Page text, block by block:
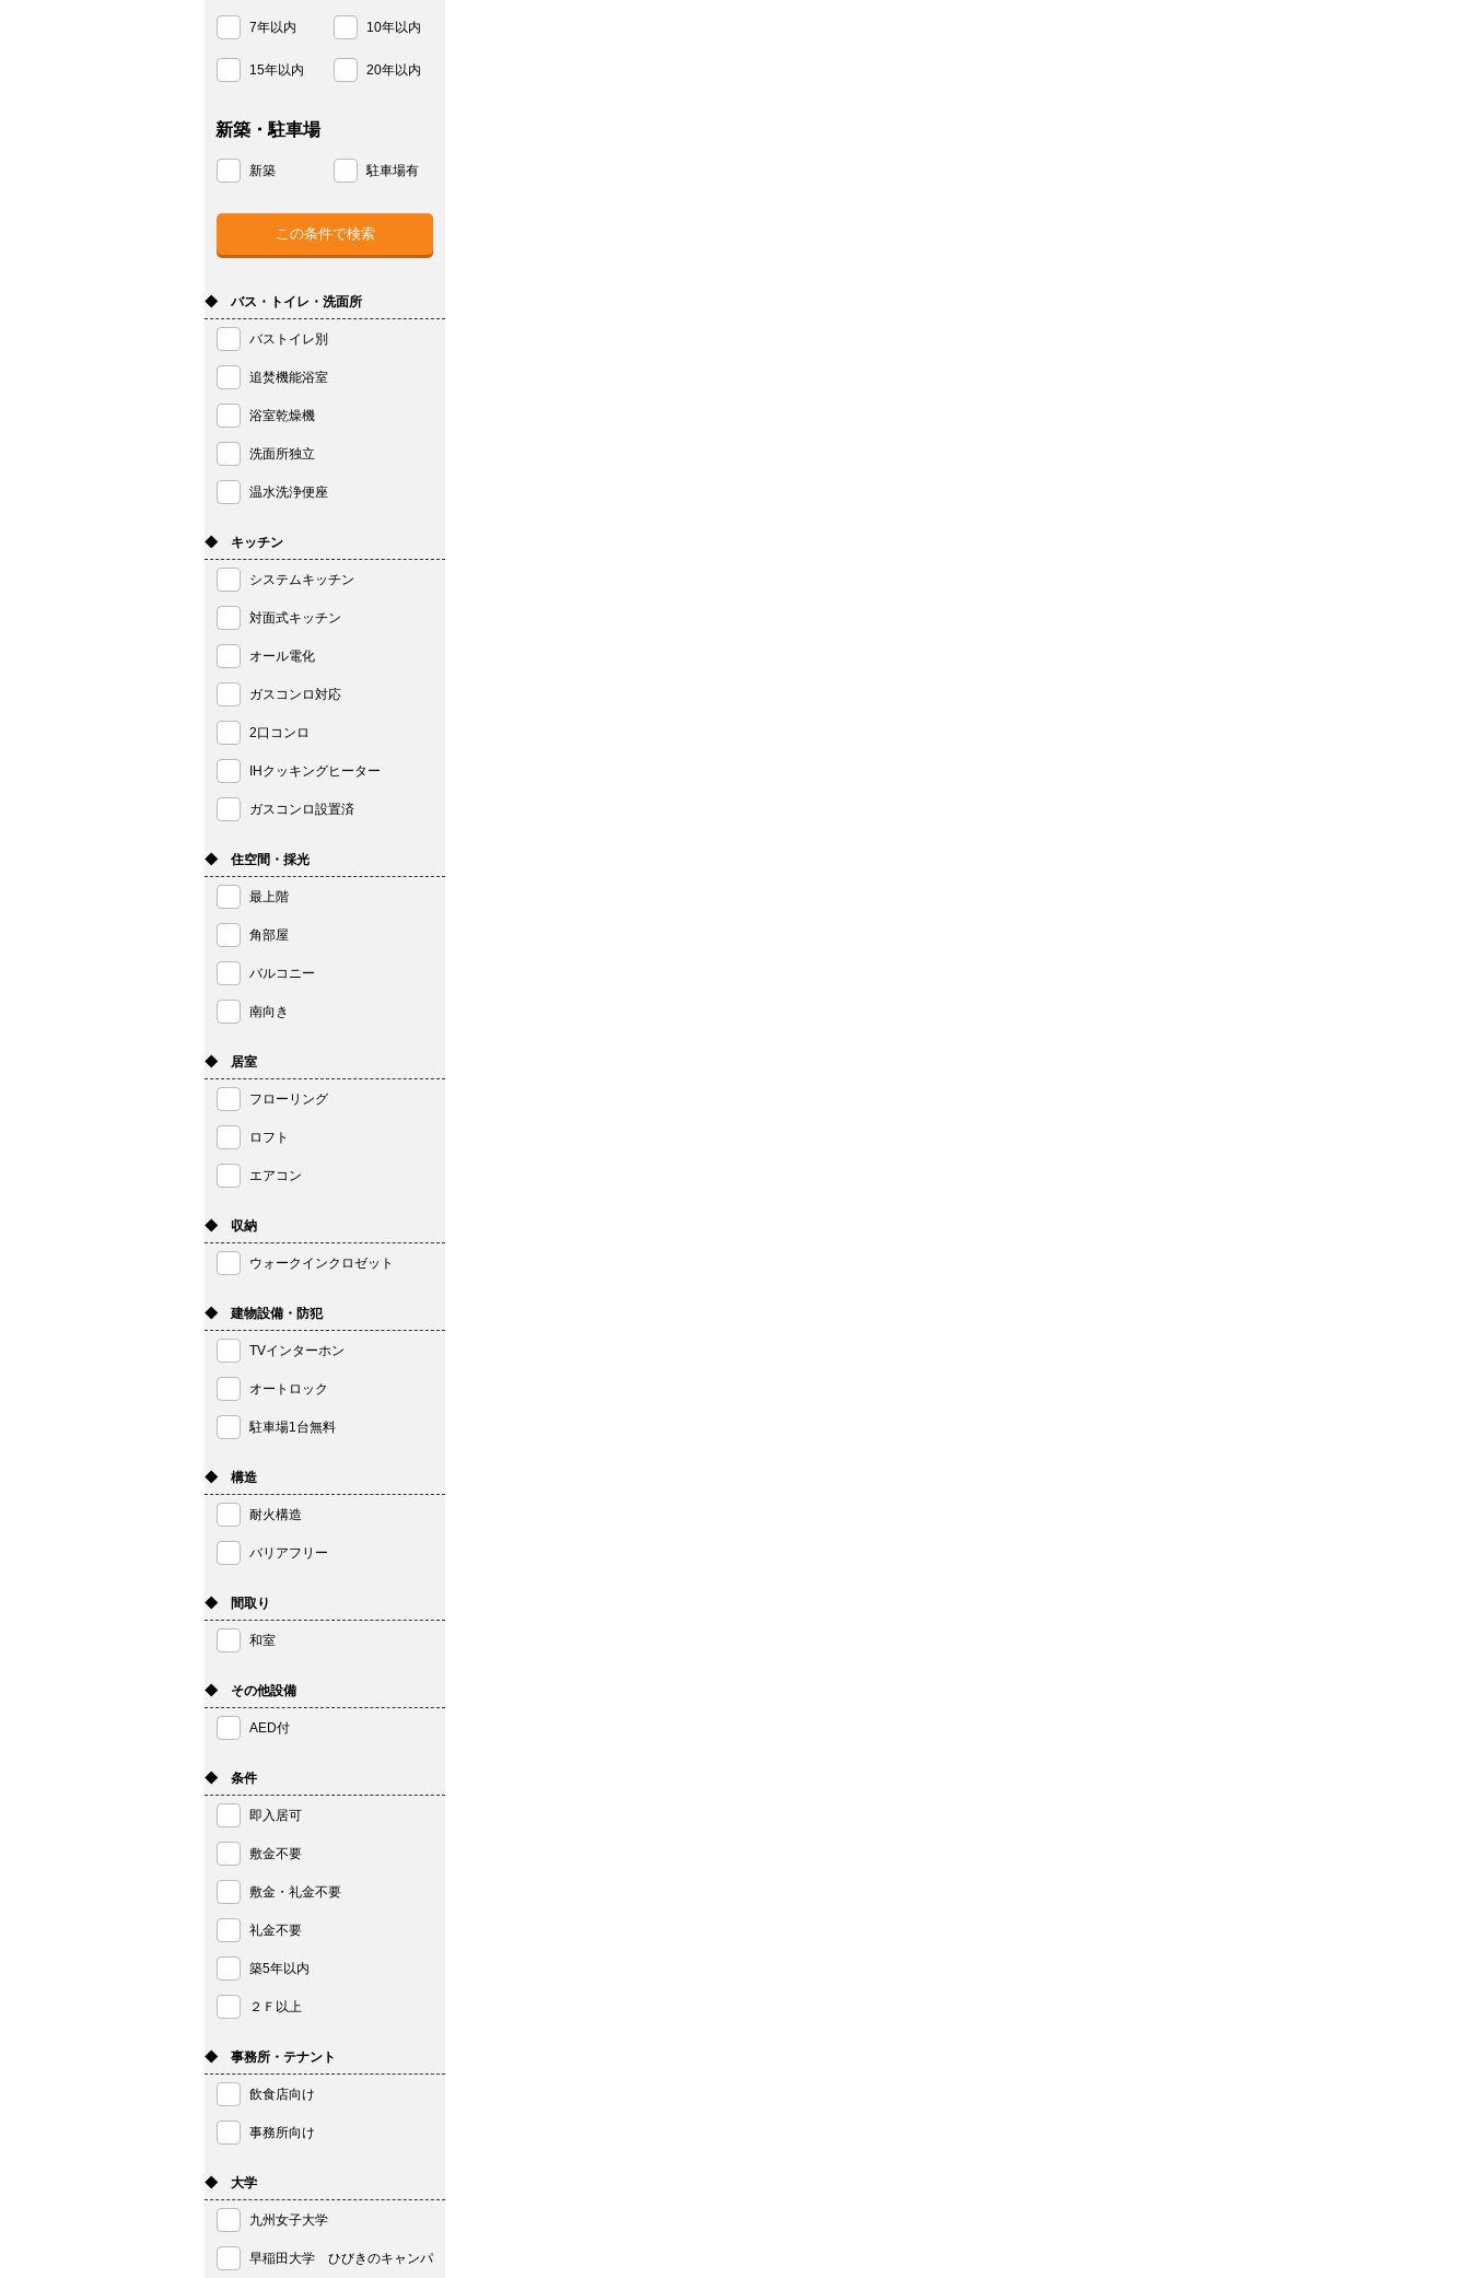
7年以内 10年以内
15年以内 20年以内
新築・駐車場
新築 駐車場有
◆ バス・トイレ・洗面所
バストイレ別
追焚機能浴室
浴室乾燥機
洗面所独立
温水洗浄便座
◆ キッチン
システムキッチン
対面式キッチン
オール電化
ガスコンロ対応
2口コンロ
IHクッキングヒーター
ガスコンロ設置済
◆ 住空間・採光
最上階
角部屋
バルコニー
南向き
◆ 居室
フローリング
ロフト
エアコン
◆ 収納
ウォークインクロゼット
◆ 建物設備・防犯
TVインターホン
オートロック
駐車場1台無料
◆ 構造
耐火構造
バリアフリー
◆ 間取り
和室
◆ その他設備
AED付
◆ 条件
即入居可
敷金不要
敷金・礼金不要
礼金不要
築5年以内
２Ｆ以上
◆ 事務所・テナント
飲食店向け
事務所向け
◆ 大学
九州女子大学
早稲田大学 ひびきのキャンパ